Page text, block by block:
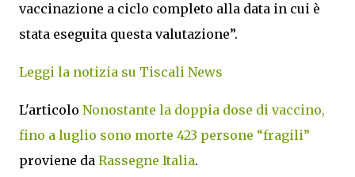
vaccinazione a ciclo completo alla data in cui è
stata eseguita questa valutazione”.
Leggi la notizia su Tiscali News
L'articolo Nonostante la doppia dose di vaccino,
fino a luglio sono morte 423 persone “fragili”
proviene da Rassegne Italia.